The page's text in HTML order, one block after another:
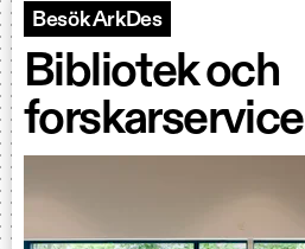
Besök ArkDes
Bibliotek och
forskarservice